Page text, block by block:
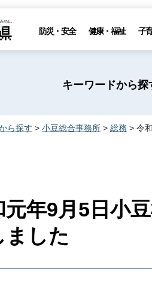
防災・安全 健康・福祉 子
キーワードから探
ら探す > 小豆総合事務所 > 総務 > 令
元年9月5日小
ました